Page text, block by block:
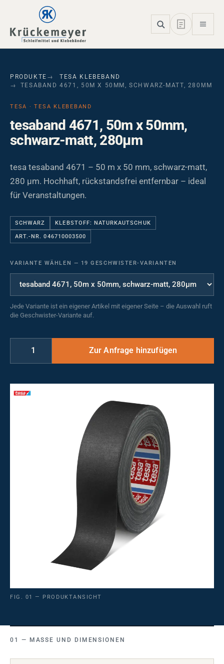
Skip to main navigation
Skip to main content
Skip to page footer
PRODUKTE
TESA KLEBEBAND
TESABAND 4671, 50M X 50MM, SCHWARZ-MATT, 280ΜM
TESA · TESA KLEBEBAND
tesaband 4671, 50m x 50mm,
schwarz-matt, 280µm
tesa tesaband 4671 – 50 m x 50 mm, schwarz-matt,
280 µm. Hochhaft, rückstandsfrei entfernbar – ideal
für Veranstaltungen.
SCHWARZ KLEBSTOFF: NATURKAUTSCHUK
ART.-NR. 046710003500
VARIANTE WÄHLEN — 19 GESCHWISTER-VARIANTEN
Jede Variante ist ein eigener Artikel mit eigener Seite – die Auswahl ruft
die Geschwister-Variante auf.
FIG. 01 — PRODUKTANSICHT
MASSE UND DIMENSIONEN